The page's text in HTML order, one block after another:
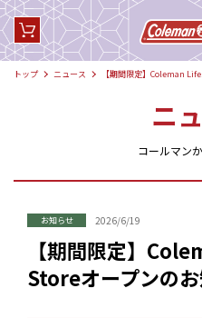
トップ ニュース 【期間限定】Coleman
ニ
コールマン
お知らせ 2026/6/19
【期間限定】
Storeオープンの